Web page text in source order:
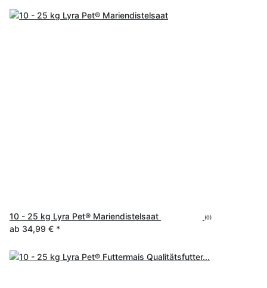
10 - 25 kg Lyra Pet® Mariendistelsaat (0)
ab 34,99 € *